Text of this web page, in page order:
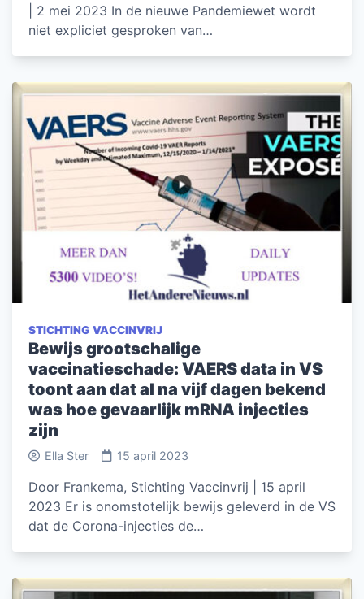
| 2 mei 2023 In de nieuwe Pandemiewet wordt
niet expliciet gesproken van…
STICHTING VACCINVRIJ
Bewijs grootschalige
vaccinatieschade: VAERS data in VS
toont aan dat al na vijf dagen bekend
was hoe gevaarlijk mRNA injecties
zijn
Ella Ster 15 april 2023
Door Frankema, Stichting Vaccinvrij | 15 april
2023 Er is onomstotelijk bewijs geleverd in de VS
dat de Corona-injecties de…